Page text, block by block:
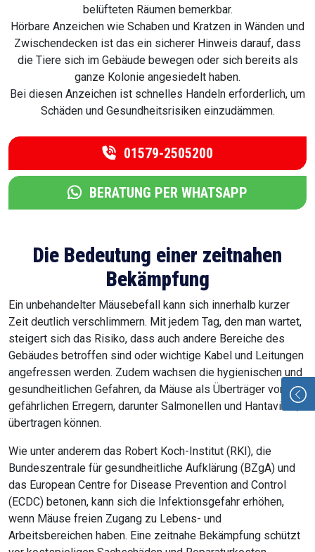
belüfteten Räumen bemerkbar.
Hörbare Anzeichen wie Schaben und Kratzen in Wänden und
Zwischendecken ist das ein sicherer Hinweis darauf, dass
die Tiere sich im Gebäude bewegen oder sich bereits als
ganze Kolonie angesiedelt haben.
Bei diesen Anzeichen ist schnelles Handeln erforderlich, um
Schäden und Gesundheitsrisiken einzudämmen.
01579-2505200
BERATUNG PER WHATSAPP
Die Bedeutung einer zeitnahen
Bekämpfung
Ein unbehandelter Mäusebefall kann sich innerhalb kurzer
Zeit deutlich verschlimmern. Mit jedem Tag, den man wartet,
steigert sich das Risiko, dass auch andere Bereiche des
Gebäudes betroffen sind oder wichtige Kabel und Leitungen
angefressen werden. Zudem wachsen die hygienischen und
gesundheitlichen Gefahren, da Mäuse als Überträger von
gefährlichen Erregern, darunter Salmonellen und Hantaviren,
übertragen können.
Wie unter anderem das Robert Koch-Institut (RKI), die
Bundeszentrale für gesundheitliche Aufklärung (BZgA) und
das European Centre for Disease Prevention and Control
(ECDC) betonen, kann sich die Infektionsgefahr erhöhen,
wenn Mäuse freien Zugang zu Lebens- und
Arbeitsbereichen haben. Eine zeitnahe Bekämpfung schützt